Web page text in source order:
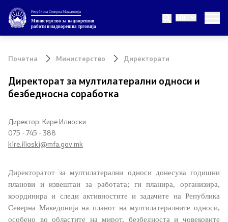
Република Северна Македонија
Министерство за надворешни
работи и надворешна трговија
MK
Министерство
Заменик министер
Државен секретар
Внатрешна организација
ЕУ Членство
Почетна Министерство Директорати
Директорат за мултилатерални односи и
безбедносна соработка
Директор: Кире Илиоски
075 - 745 - 388
kire.ilioski@mfa.gov.mk
Директоратот за мултилатерални односи донесува годишни
планови и извештаи за работата; ги планира, организира,
координира и следи активностите и задачите на Република
Северна Македонијана планот на мултилатералните односи,
особено во областите на мирот, безбедноста и човековите